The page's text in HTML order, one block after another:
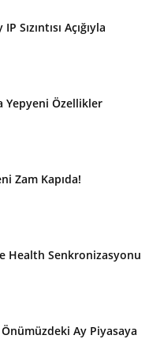
Sızıntısı Açığıyla
Yepyeni Özellikler
Zam Kapıda!
Health Senkronizasyonu
Ay Piyasaya